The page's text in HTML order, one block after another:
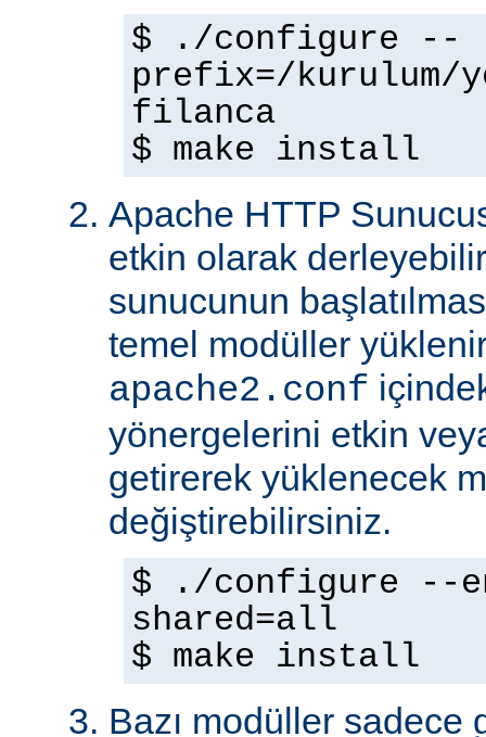
$ ./configure --
prefix=/kurulum/
filanca
$ make install
Apache HTTP
etkin olarak
sunucunun
temel modüller
apache2.conf
yönergelerini etkin
getirerek yüklenecek
değiştirebilirsiniz.
$ ./configure --
shared=all
$ make install
Bazı modüller